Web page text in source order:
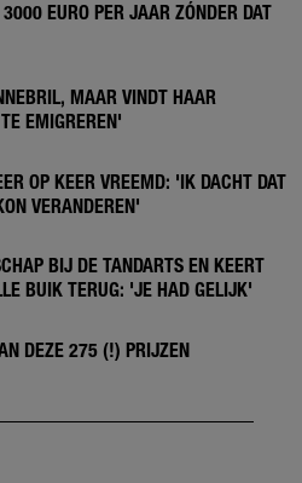
EURO PER JAAR ZÓNDER DAT
MAAR VINDT HAAR
EMIGREREN'
OP KEER VREEMD: 'IK DACHT DAT
VERANDEREN'
BIJ DE TANDARTS EN KEERT
BUIK TERUG: 'JE HAD GELIJK'
DEZE 275 (!) PRIJZEN